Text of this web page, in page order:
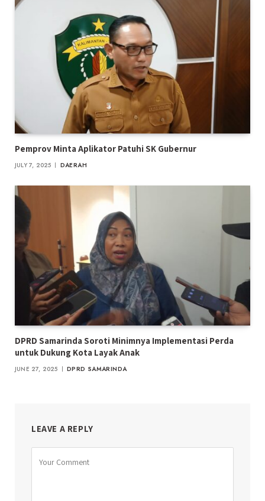
Pemprov Minta Aplikator Patuhi SK Gubernur
JULY 7, 2025 DAERAH
DPRD Samarinda Soroti Minimnya Implementasi Perda
untuk Dukung Kota Layak Anak
JUNE 27, 2025 DPRD SAMARINDA
LEAVE A REPLY